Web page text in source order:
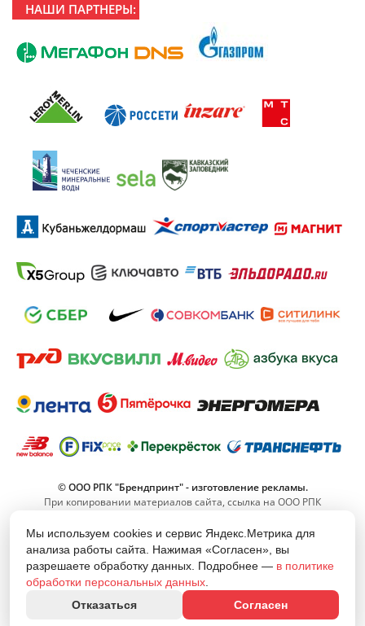
НАШИ ПАРТНЕРЫ:
© ООО РПК "Брендпринт" - изготовление рекламы.
При копировании материалов сайта, ссылка на ООО РПК
8 (800) 555-11-42
(Звонок по РФ бесплатный)
info@brand-print.ru
Мы используем cookies и сервис Яндекс.Метрика для
анализа работы сайта. Нажимая «Согласен», вы
разрешаете обработку данных. Подробнее — в политике
обработки персональных данных
Отказаться
Согласен